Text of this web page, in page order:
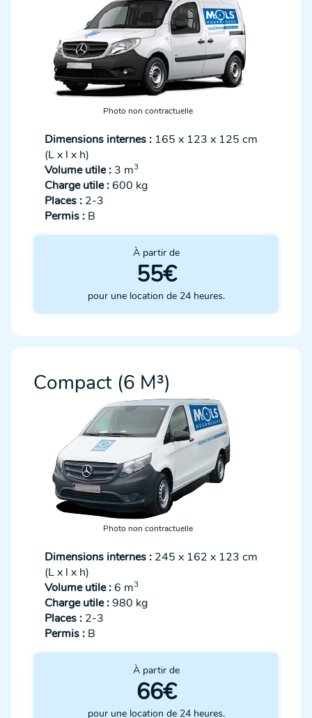
Photo non contractuelle
Dimensions internes : 165 x 123 x 125 cm
(L x l x h)
Volume utile : 3 m3
Charge utile :600 kg
Places : 2-3
Permis : B
À partir de
55€
pour une location de 24 heures.
Compact (6 M³)
Photo non contractuelle
Dimensions internes : 245 x 162 x 123 cm
(L x l x h)
Volume utile :6 m3
Charge utile :980 kg
Places : 2-3
Permis : B
À partir de
66€
pour une location de 24 heures.